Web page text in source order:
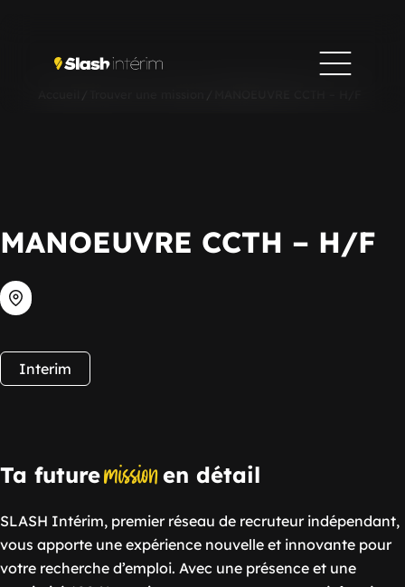
MANOEUVRE CCTH – H/F
Interim
Ta futuremissionen détail
SLASH Intérim, premier réseau de recruteur indépendant,
vous apporte une expérience nouvelle et innovante pour
votre recherche d’emploi. Avec une présence et une